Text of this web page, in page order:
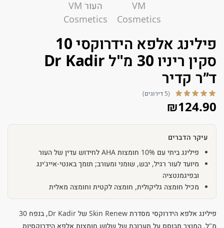
פילינג אלפא הידרוקסי 10
סקין ריניו 30 מ"ל Dr Kadir
ד״ר קדיר
(5 דירוגים)
₪124.90
עיקר הדברים
פילינג ביתי עם 10% חומצות AHA לחידוש עדין של העור
מיועד לעור רגיל, יבש, שומני ומעורב; תומך באנטי-אייג'ינג
ובפיגמנטציה
מכיל חומצה גליקולית, חומצה לקטית וחומצה מאלית
פילינג אלפא הידרוקסי מסדרת Skin Renew של Dr Kadir, בנפח 30
מ"ל. המוצר מבוסס על תערובת של שלוש חומצות אלפא הידרוקסיות